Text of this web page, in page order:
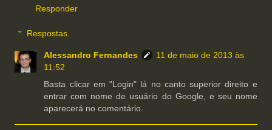
Responder
Respostas
Alessandro Fernandes
11 de maio de 2013 às
11:52
Basta clicar em "Login" lá no canto superior direito e
entrar com nome de usuário do Google, e seu nome
aparecerá no comentário.